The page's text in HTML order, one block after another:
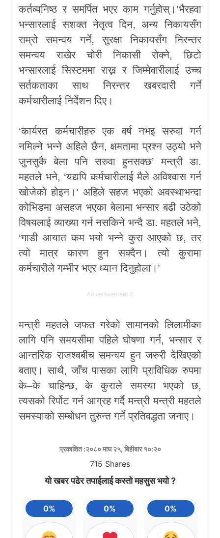
कर्तव्यनिष्ठ र समर्पित भएर काम गर्नुहोस्।’भैरहवा
भन्सारलाई सशक्त नेतृत्व दिन, अन्य निकायसँग
राम्रो समन्वय गर्ने, सुरक्षा निकायसँग निरन्तर
समन्वय राखेर चोरी निकासी रोक्ने, छिटो
भन्सारलाई सिस्टममा राख्न र जिम्मेवारीलाई उच्च
सर्तकताका साथ निरन्तर खबरदारी गर्ने
कर्मचारीलाई निर्देशन दिए।
‘कार्यरत कर्मचारीहरु एक वर्ष नभइ सरुवा गर्न
नमिल्ने भन्ने अहिले छैन, क्षमतामा प्रश्न उठ्यो भने
जुनसुकै बेला पनि सरुवा हुनसक्छ’ मन्त्री डा.
महतले भने, ‘यद्यपि कर्मचारीलाई मैले अविश्वास गर्न
खोजेको होइन।’ अहिले सहज भएको अवस्थाभन्दा
कोभिडमा असहज भएका बेलामा भन्सार बढी उठेको
विषयलाई व्याख्या गर्न नसकिने भन्दै डा. महतले भने,
‘गाडी आयात कम भयो भन्ने कुरा आएको छ, तर
त्यो मात्र कारण हुन सक्दैन। त्यो कुरामा
कर्मचारीले गम्भीर भएर ध्यान दिनुहोला।’
Advertisement 2
मन्त्री महतले जफत गरेको सामानको लिलामीका
लागि पनि समयसीमा पहिले घोषणा गर्न, भन्सार र
आन्तरिक राजश्वबीच समन्वय हुन जरुरी देखिएको
बताए। साथै, जाँच पासका लागि प्राविधिक रुपमा
के–के चाहिन्छ, के कुराले समस्या भएको छ,
त्यसको रिर्पोट गर्न आग्रह गर्दै मन्त्री मन्त्री महतले
समस्याको सम्बोधन तुरुन्त गर्ने प्रतिवद्धता जनाए।
प्रकाशित :२०८० माघ २५, बिहीबार १०:२०
715 Shares
यो खबर पढेर तपाईलाई कस्तो महसुस भयो ?
0% 0% 0%